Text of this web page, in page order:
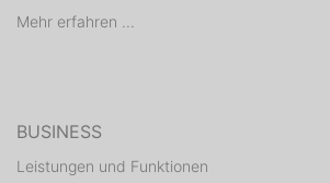
Mehr erfahren ...
BUSINESS
Leistungen und Funktionen